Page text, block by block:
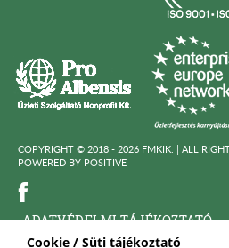
Cookie / Süti tájékoztató
COPYRIGHT © 2018 - 2026 FMKIK. | ALL
POWERED BY POSITIVE
ADATVÉDELMI TÁJÉKOZTATÓ